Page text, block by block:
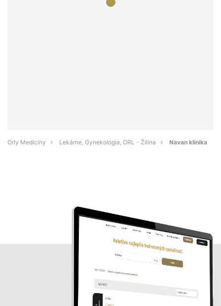
Orly Medicíny Lekárne, Gynekológia, ORL - Žilina Navan klinika